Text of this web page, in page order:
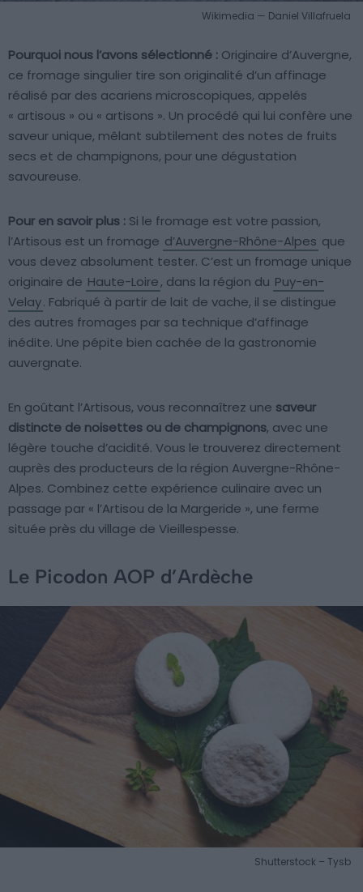
Wikimedia — Daniel Villafruela
Pourquoi nous l’avons sélectionné : Originaire d’Auvergne,
ce fromage singulier tire son originalité d’un affinage
réalisé par des acariens microscopiques, appelés
« artisous » ou « artisons ». Un procédé qui lui confère une
saveur unique, mêlant subtilement des notes de fruits
secs et de champignons, pour une dégustation
savoureuse.
Pour en savoir plus : Si le fromage est votre passion,
l’Artisous est un fromage d’Auvergne-Rhône-Alpes que
vous devez absolument tester. C’est un fromage unique
originaire de Haute-Loire, dans la région du Puy-en-
Velay. Fabriqué à partir de lait de vache, il se distingue
des autres fromages par sa technique d’affinage
inédite. Une pépite bien cachée de la gastronomie
auvergnate.
En goûtant l’Artisous, vous reconnaîtrez une saveur
distincte de noisettes ou de champignons, avec une
légère touche d’acidité. Vous le trouverez directement
auprès des producteurs de la région Auvergne-Rhône-
Alpes. Combinez cette expérience culinaire avec un
passage par « l’Artisou de la Margeride », une ferme
située près du village de Vieillespesse.
Le Picodon AOP d’Ardèche
Shutterstock – Tysb